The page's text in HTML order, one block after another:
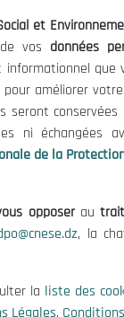
Economic, Social
et
vos données
que
améliorer
seront
ni échangées
de la
opposerau
, la
la liste des
Légales,